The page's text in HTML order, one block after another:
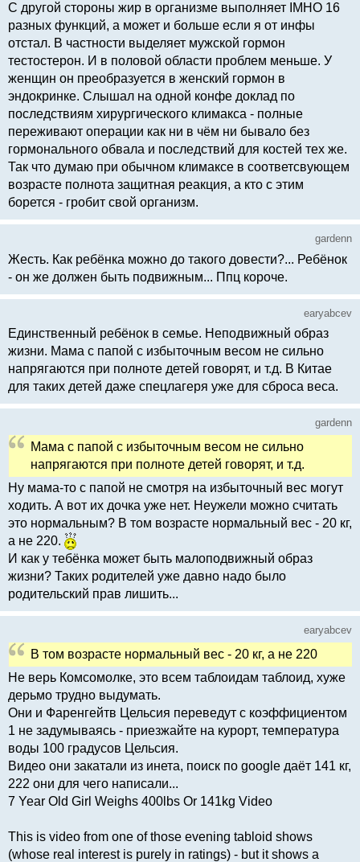
С другой стороны жир в организме выполняет IMHO 16
разных функций, а может и больше если я от инфы
отстал. В частности выделяет мужской гормон
тестостерон. И в половой области проблем меньше. У
женщин он преобразуется в женский гормон в
эндокринке. Слышал на одной конфе доклад по
последствиям хирургического климакса - полные
переживают операции как ни в чём ни бывало без
гормонального обвала и последствий для костей тех же.
Так что думаю при обычном климаксе в соответсвующем
возрасте полнота защитная реакция, а кто с этим
борется - гробит свой организм.
gardenn
Жесть. Как ребёнка можно до такого довести?... Ребёнок
- он же должен быть подвижным... Ппц короче.
earyabcev
Единственный ребёнок в семье. Неподвижный образ
жизни. Мама с папой с избыточным весом не сильно
напрягаются при полноте детей говорят, и т.д. В Китае
для таких детей даже спецлагеря уже для сброса веса.
gardenn
Мама с папой с избыточным весом не сильно
напрягаются при полноте детей говорят, и т.д.
Ну мама-то с папой не смотря на избыточный вес могут
ходить. А вот их дочка уже нет. Неужели можно считать
это нормальным? В том возрасте нормальный вес - 20 кг,
а не 220.
И как у тебёнка может быть малоподвижный образ
жизни? Таких родителей уже давно надо было
родительский прав лишить...
earyabcev
В том возрасте нормальный вес - 20 кг, а не 220
Не верь Комсомолке, это всем таблоидам таблоид, хуже
дерьмо трудно выдумать.
Они и Фаренгейтв Цельсия переведут с коэффициентом
1 не задумываясь - приезжайте на курорт, температура
воды 100 градусов Цельсия.
Видео они закатали из инета, поиск по google даёт 141 кг,
222 они для чего написали...
7 Year Old Girl Weighs 400lbs Or 141kg Video
This is video from one of those evening tabloid shows
(whose real interest is purely in ratings) - but it shows a